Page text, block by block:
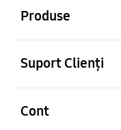
Produse
Suport Clienți
Cont